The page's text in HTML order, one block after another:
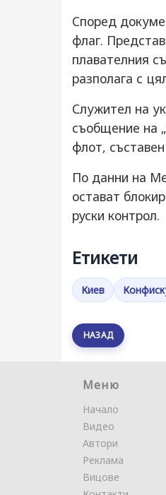
Според
флаг.
плавателния
разполага с
Служител на
съобщение на
флот,
По данни на
остават
руски контрол.
Етикети
Киев
НАЗАД
Меню
Начало
Видео
Автори
Реклама
Вицове